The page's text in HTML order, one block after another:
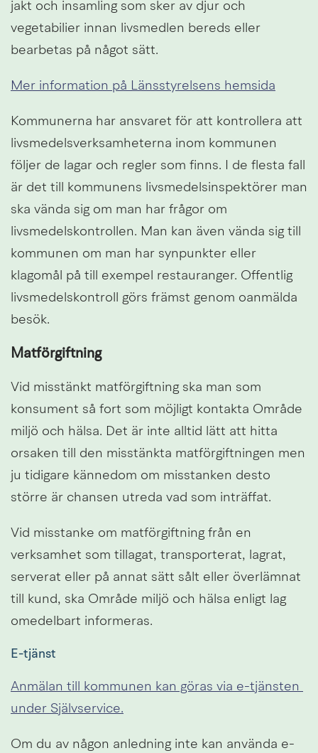
jakt och insamling som sker av djur och
vegetabilier innan livsmedlen bereds eller
bearbetas på något sätt.
Mer information på Länsstyrelsens hemsida
Kommunerna har ansvaret för att kontrollera att
livsmedelsverksamheterna inom kommunen
följer de lagar och regler som finns. I de flesta fall
är det till kommunens livsmedelsinspektörer man
ska vända sig om man har frågor om
livsmedelskontrollen. Man kan även vända sig till
kommunen om man har synpunkter eller
klagomål på till exempel restauranger. Offentlig
livsmedelskontroll görs främst genom oanmälda
besök.
Matförgiftning
Vid misstänkt matförgiftning ska man som
konsument så fort som möjligt kontakta Område
miljö och hälsa. Det är inte alltid lätt att hitta
orsaken till den misstänkta matförgiftningen men
ju tidigare kännedom om misstanken desto
större är chansen utreda vad som inträffat.
Vid misstanke om matförgiftning från en
verksamhet som tillagat, transporterat, lagrat,
serverat eller på annat sätt sålt eller överlämnat
till kund, ska Område miljö och hälsa enligt lag
omedelbart informeras.
E-tjänst
Anmälan till kommunen kan göras via e-tjänsten
under Självservice.
Om du av någon anledning inte kan använda e-